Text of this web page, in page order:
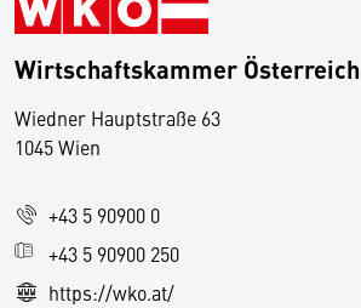
Wirtschaftskammer Österreich
Wiedner Hauptstraße 63
1045 Wien
+43 5 90900 0
+43 5 90900 250
https://wko.at/
D
s
e
S